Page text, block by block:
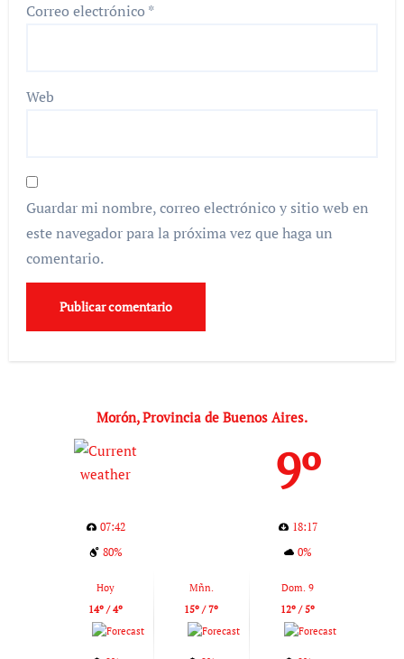
Correo electrónico *
Web
Guardar mi nombre, correo electrónico y sitio web en
este navegador para la próxima vez que haga un
comentario.
Morón, Provincia de Buenos Aires.
9º
07:42
18:17
80%
0%
Hoy
14º / 4º
Mñn.
15º / 7º
Dom. 9
12º / 5º